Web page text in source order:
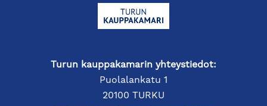
Turun kauppakamarin yhteystiedot:
Puolalankatu 1
20100 TURKU